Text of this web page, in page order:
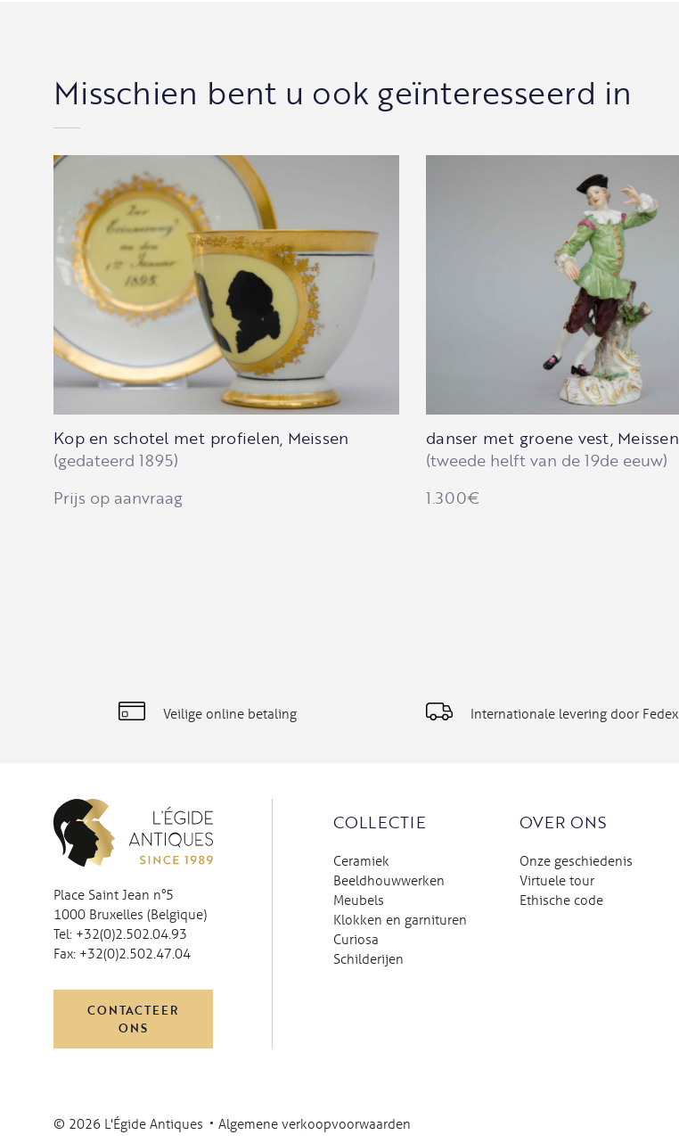
Misschien bent u ook geïnteresseerd in
Kop en schotel met profielen, Meissen
(gedateerd 1895)
Prijs op aanvraag
danser met groene vest, Meissen
(tweede helft van de 19de eeuw)
1.300€
Veilige online betaling Internationale levering door Fedex
Place Saint Jean n°5
1000 Bruxelles (Belgique)
Tel: +32(0)2.502.04.93
Fax: +32(0)2.502.47.04
CONTACTEER
ONS
COLLECTIE
Ceramiek
Beeldhouwwerken
Meubels
Klokken en garnituren
Curiosa
Schilderijen
OVER ONS
Onze geschiedenis
Virtuele tour
Ethische code
© 2026 L'Égide Antiques Algemene verkoopvoorwaarden